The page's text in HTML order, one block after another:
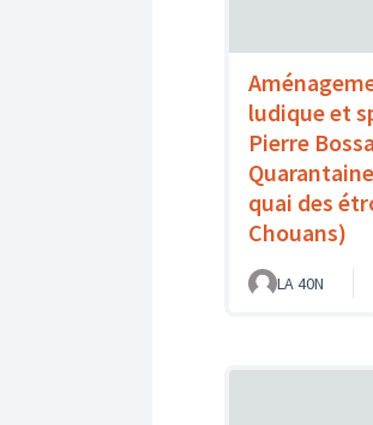
ludique et
Pierre
quai des
Chouans)
LA 40N